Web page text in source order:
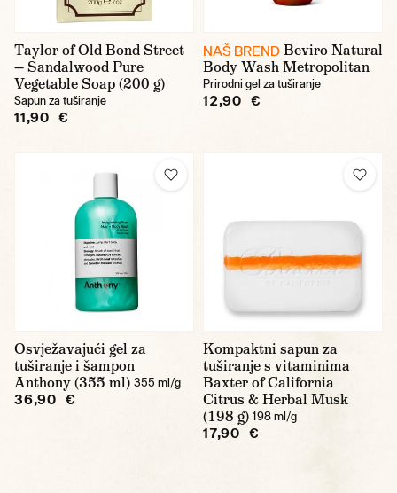
Taylor of Old Bond Street
— Sandalwood Pure
Vegetable Soap (200 g)
Sapun za tuširanje
11,90 €
NAŠ BREND Beviro Natural
Body Wash Metropolitan
Prirodni gel za tuširanje
12,90 €
Osvježavajući gel za
tuširanje i šampon
Anthony (355 ml) 355 ml/g
36,90 €
Kompaktni sapun za
tuširanje s vitaminima
Baxter of California
Citrus & Herbal Musk
(198 g) 198 ml/g
17,90 €